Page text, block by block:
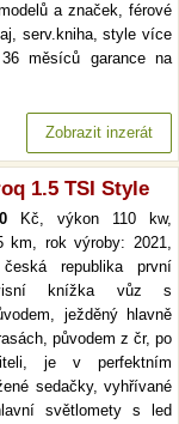
a značek, férové
serv.kniha, style více
měsíců garance na
Zobrazit inzerát
1.5 TSI Style
Kč, výkon 110 kw,
km, rok výroby: 2021,
republika první
knížka vůz s
ježděný hlavně
původem z čr, po
je v perfektním
sedačky, vyhřívané
světlomety s led